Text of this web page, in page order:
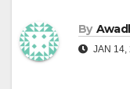
By
JAN 14,